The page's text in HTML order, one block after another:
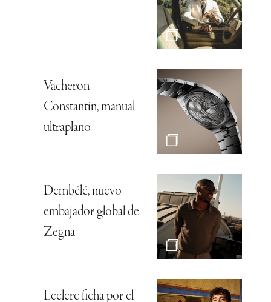
Vacheron
Constantin, manual
ultraplano
Dembélé, nuevo
embajador global de
Zegna
Leclerc ficha por el